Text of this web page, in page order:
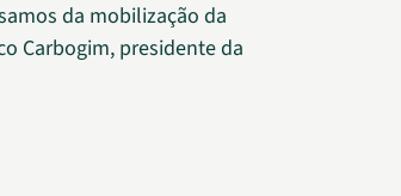
da mobilização da
Carbogim, presidente da